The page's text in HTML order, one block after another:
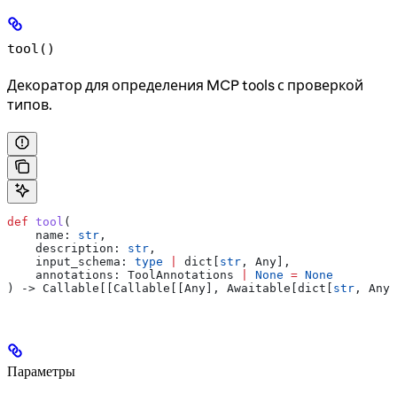
tool()
Декоратор для определения MCP tools с проверкой
типов.
def tool (
    name
: str ,
    description
: str ,
    input_schema
: type dict[ str , Any],
    annotations
: ToolAnnotations None = None
) -> Callable[[Callable[[Any], Awaitable[dict[ str ,
Параметры